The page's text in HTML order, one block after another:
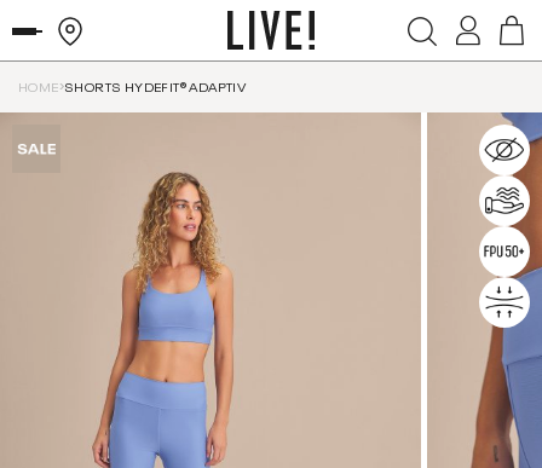
HOME SHORTS HYDEFIT® ADAPTIV